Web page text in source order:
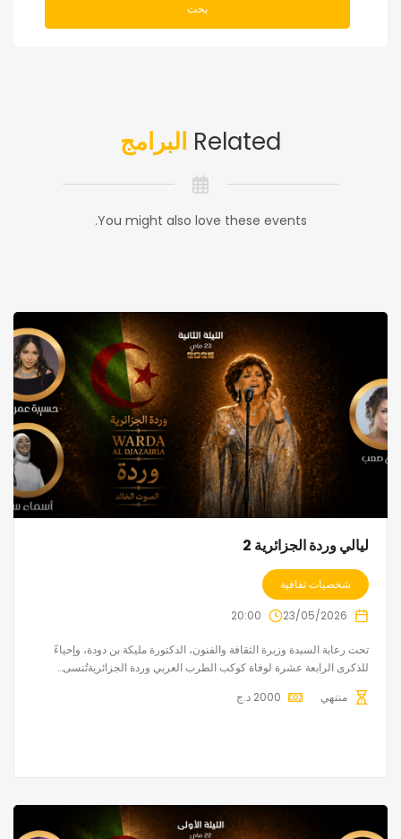
بحث
Related البرامج
You might also love these events.
ليالي وردة الجزائرية 2
شخصيات ثقافية
23/05/2026
20:00
تحت رعاية السيدة وزيرة الثقافة والفنون، الدكتورة مليكة بن دودة، وإحياءً
للذكرى الرابعة عشرة لوفاة كوكب الطرب العربي وردة الجزائريةتُنسى…
منتهي
2000 د.ج